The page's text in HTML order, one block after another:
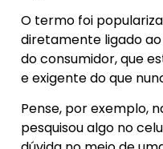
O termo foi
diretamente ligado
do consumidor, que
e exigente do que
Pense, por exemplo,
pesquisou algo no